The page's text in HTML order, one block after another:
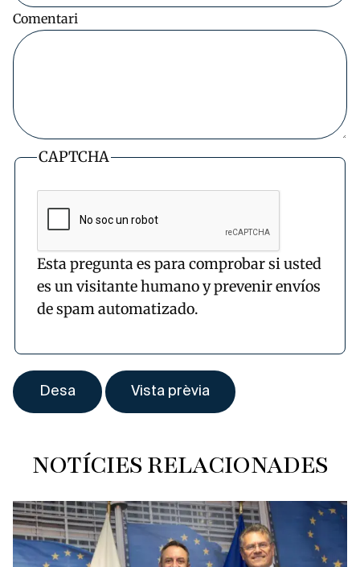
Comentari
CAPTCHA
Esta pregunta es para comprobar si usted
es un visitante humano y prevenir envíos
de spam automatizado.
NOTÍCIES RELACIONADES